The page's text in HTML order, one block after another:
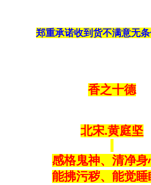
郑重承诺收到货不满意无条
香之十德
北宋.黄庭坚
感格鬼神、清净身
能拂污秽、能觉睡